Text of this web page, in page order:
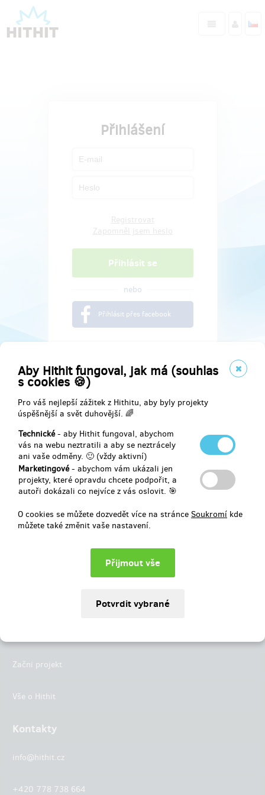
Aby Hithit fungoval, jak má (souhlas
s cookies 🍪)
Pro váš nejlepší zážitek z Hithitu, aby byly projekty
úspěšnější a svět duhovější. 🌈
Technické- aby Hithit fungoval, abychom
vás na webu neztratili a aby se neztrácely
ani vaše odměny. 🙂 (vždy aktivní)
Marketingové- abychom vám ukázali jen
projekty, které opravdu chcete podpořit, a
autoři dokázali co nejvíce z vás oslovit. 🎯
O cookies se můžete dozvedět více na stránce Soukromí kde
můžete také změnit vaše nastavení.
Přihlášení
nebo
Přihlásit přes facebook
Najdete nás na
Začni projekt
Vše o Hithit
Kontakty
info@hithit.cz
+420 778 738 664